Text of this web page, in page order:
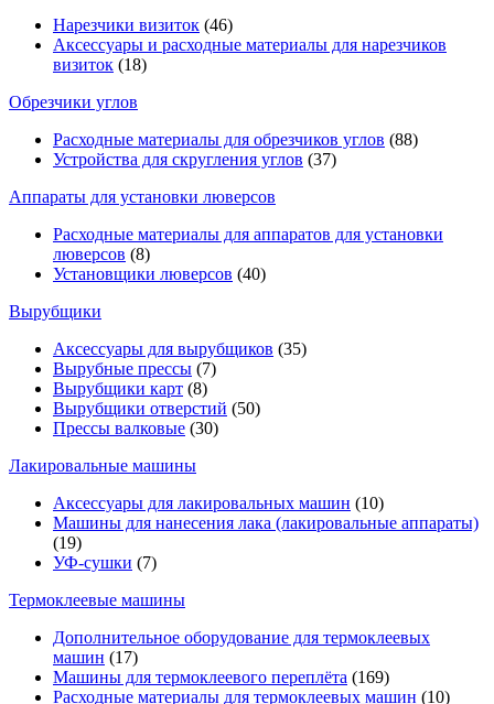
Нарезчики визиток (46)
Аксессуары и расходные материалы для нарезчиков
визиток (18)
Обрезчики углов
Расходные материалы для обрезчиков углов (88)
Устройства для скругления углов (37)
Аппараты для установки люверсов
Расходные материалы для аппаратов для установки
люверсов (8)
Установщики люверсов (40)
Вырубщики
Аксессуары для вырубщиков (35)
Вырубные прессы (7)
Вырубщики карт (8)
Вырубщики отверстий (50)
Прессы валковые (30)
Лакировальные машины
Аксессуары для лакировальных машин (10)
Машины для нанесения лака (лакировальные аппараты)
(19)
УФ-сушки (7)
Термоклеевые машины
Дополнительное оборудование для термоклеевых
машин (17)
Машины для термоклеевого переплёта (169)
Расходные материалы для термоклеевых машин (10)